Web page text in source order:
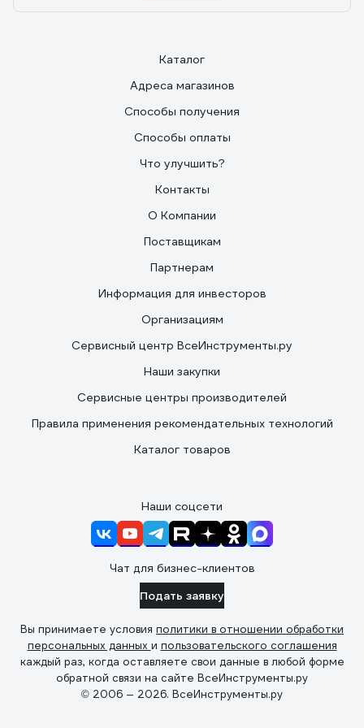
Каталог
Адреса магазинов
Способы получения
Способы оплаты
Что улучшить?
Контакты
О Компании
Поставщикам
Партнерам
Информация для инвесторов
Организациям
Сервисный центр ВсеИнструменты.ру
Наши закупки
Сервисные центры производителей
Правила применения рекомендательных технологий
Каталог товаров
Наши соцсети
Чат для бизнес-клиентов
Подать заявку
Вы принимаете условия политики в отношении обработки
персональных данных и пользовательского соглашения
каждый раз, когда оставляете свои данные в любой форме
обратной связи на сайте ВсеИнструменты.ру
© 2006 — 2026. ВсеИнструменты.ру